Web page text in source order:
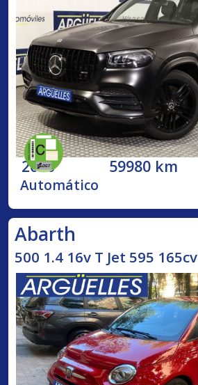
2020 59980 km
Automático
Abarth
500 1.4 16v T Jet 595 165cv